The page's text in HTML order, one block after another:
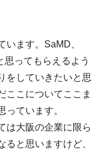
います。SaMD、
ってもらえるよう
をしていきたいと思
ここについてここま
っています。
は大阪の企業に限ら
と思いますけど、